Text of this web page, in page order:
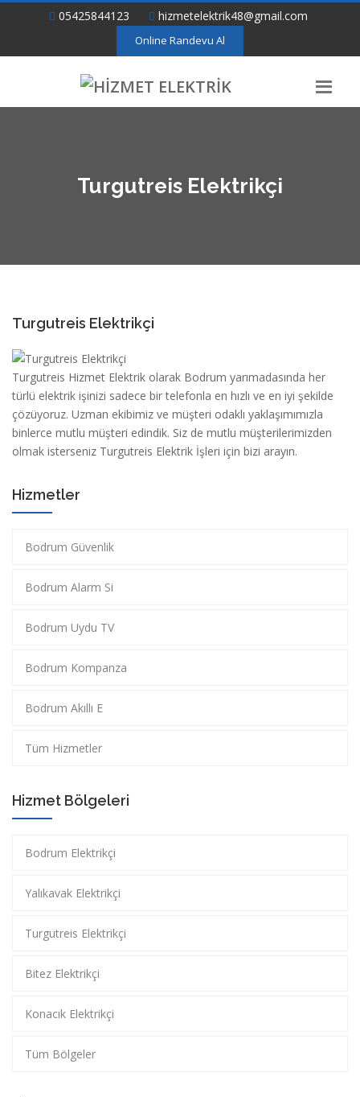
05425844123 hizmetelektrik48@gmail.com
Online Randevu Al
Turgutreis Elektrikçi
Turgutreis Elektrikçi
Turgutreis Hizmet Elektrik olarak Bodrum yarımadasında her
türlü elektrik işinizi sadece bir telefonla en hızlı ve en iyi şekilde
çözüyoruz. Uzman ekibimiz ve müşteri odaklı yaklaşımımızla
binlerce mutlu müşteri edindik. Siz de mutlu müşterilerimizden
olmak isterseniz Turgutreis Elektrik İşleri için bizi arayın.
Hizmetler
Bodrum Güvenlik
Bodrum Alarm Si
Bodrum Uydu TV
Bodrum Kompanza
Bodrum Akıllı E
Tüm Hizmetler
Hizmet Bölgeleri
Bodrum Elektrikçi
Yalıkavak Elektrikçi
Turgutreis Elektrikçi
Bitez Elektrikçi
Konacık Elektrikçi
Tüm Bölgeler